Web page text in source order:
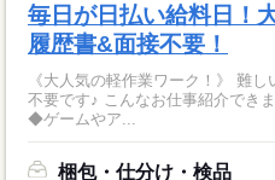
毎日が日払い給料日！
履歴書&面接不要！
《大人気の軽作業ワーク！》 難しい仕事な一切なし！ 知識や経験は
不要です♪ こんなお仕事紹介できます◎ ◆ハガキや郵便物の仕分け
◆ゲームやア...
梱包・仕分け・検品